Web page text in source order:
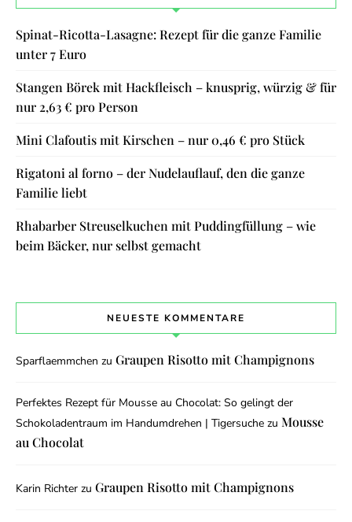
Spinat-Ricotta-Lasagne: Rezept für die ganze Familie
unter 7 Euro
Stangen Börek mit Hackfleisch – knusprig, würzig & für
nur 2,63 € pro Person
Mini Clafoutis mit Kirschen – nur 0,46 € pro Stück
Rigatoni al forno – der Nudelauflauf, den die ganze
Familie liebt
Rhabarber Streuselkuchen mit Puddingfüllung – wie
beim Bäcker, nur selbst gemacht
NEUESTE KOMMENTARE
Sparflaemmchen zu Graupen Risotto mit Champignons
Perfektes Rezept für Mousse au Chocolat: So gelingt der
Schokoladentraum im Handumdrehen | Tigersuche zu Mousse
au Chocolat
Karin Richter zu Graupen Risotto mit Champignons